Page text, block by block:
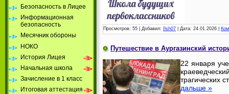
Безопасность в Лицее
Информационная
безопасность
Месячник обороны
НОКО
История Лицея
Начальная школа
Зачисление в 1 класс
Итоговая аттестация
Просмотров: 55 Добавил: Ilsh07 Дата: 24.01.2026
Путешествие в Аургазинский
22 января
трагических
дальше »